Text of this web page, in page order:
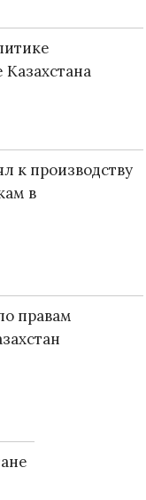
Казахстана
к производству
в
правам